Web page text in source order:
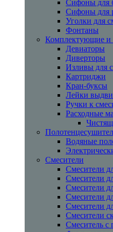
Сифоны для
Сифоны для
Уголки для
Фонтаны
Комплектующие и
Девиаторы
Диверторы
Изливы для
Картриджи
Кран-буксы
Лейки
Ручки к
Расходные
Водяные
Смесители
Смесители
Смесители
Смесители
Смесители
Смесители
Смесители
Смеситель с